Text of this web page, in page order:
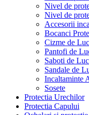
Nivel de
Nivel de
Accesorii
Bocanci
Cizme de
Pantofi de
Saboti de
Sandale de
Incaltaminte
Sosete
Protectia Urechilor
Protectia Capului